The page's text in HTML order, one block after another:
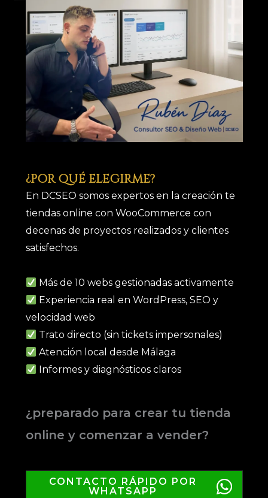
¿POR QUÉ ELEGIRME?
En DCSEO somos expertos en la creación te
tiendas online con WooCommerce con
decenas de proyectos realizados y clientes
satisfechos.
Más de 10 webs gestionadas activamente
Experiencia real en WordPress, SEO y
velocidad web
Trato directo (sin tickets impersonales)
Atención local desde Málaga
Informes y diagnósticos claros
¿preparado para crear tu tienda
online y comenzar a vender?
CONTACTO RÁPIDO POR
WHATSAPP